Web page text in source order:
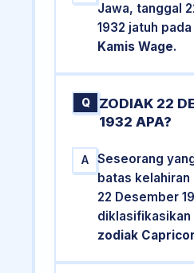
Jawa, tanggal
1932 jatuh
Kamis Wage.
Q
ZODIAK 22
1932 APA?
A
Seseorang
batas kelahiran
22 Desember
zodiak